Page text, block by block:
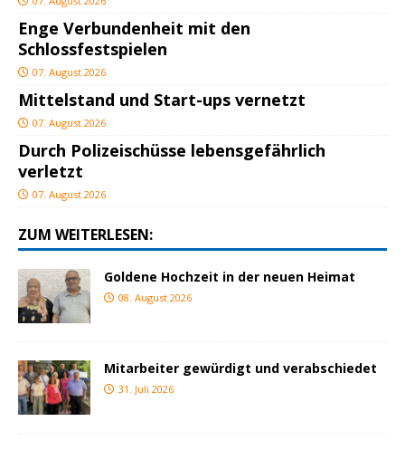
Enge Verbundenheit mit den
Schlossfestspielen
07. August 2026
Mittelstand und Start-ups vernetzt
07. August 2026
Durch Polizeischüsse lebensgefährlich
verletzt
07. August 2026
ZUM WEITERLESEN:
Goldene Hochzeit in der neuen Heimat
08. August 2026
Mitarbeiter gewürdigt und verabschiedet
31. Juli 2026